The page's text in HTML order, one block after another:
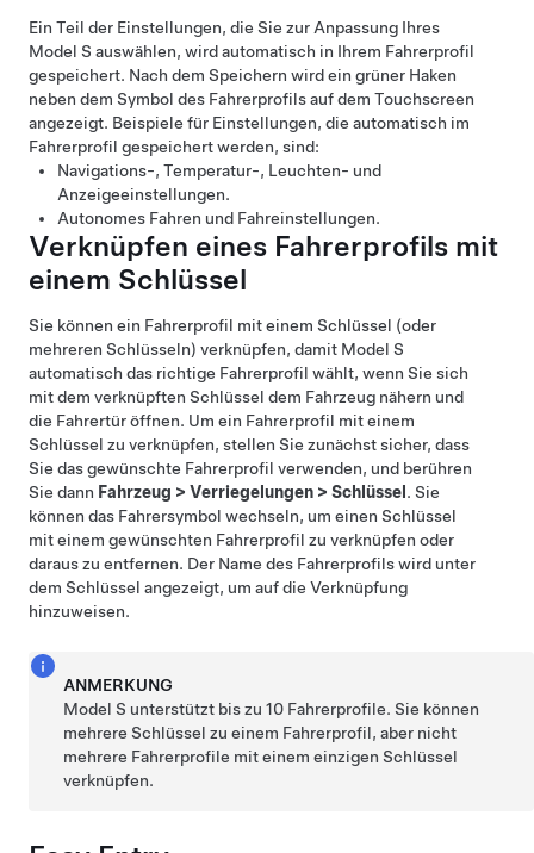
Ein Teil der Einstellungen, die Sie zur Anpassung Ihres
Model S auswählen, wird automatisch in Ihrem Fahrerprofil
gespeichert. Nach dem Speichern wird ein grüner Haken
neben dem Symbol des Fahrerprofils auf dem Touchscreen
angezeigt. Beispiele für Einstellungen, die automatisch im
Fahrerprofil gespeichert werden, sind:
Navigations-, Temperatur-, Leuchten- und
Anzeigeeinstellungen.
Autonomes Fahren und Fahreinstellungen.
Verknüpfen eines Fahrerprofils mit
einem Schlüssel
Sie können ein Fahrerprofil mit einem Schlüssel (oder
mehreren Schlüsseln) verknüpfen, damit Model S
automatisch das richtige Fahrerprofil wählt, wenn Sie sich
mit dem verknüpften Schlüssel dem Fahrzeug nähern und
die Fahrertür öffnen. Um ein Fahrerprofil mit einem
Schlüssel zu verknüpfen, stellen Sie zunächst sicher, dass
Sie das gewünschte Fahrerprofil verwenden, und berühren
Sie dann Fahrzeug > Verriegelungen > Schlüssel . Sie
können das Fahrersymbol wechseln, um einen Schlüssel
mit einem gewünschten Fahrerprofil zu verknüpfen oder
daraus zu entfernen. Der Name des Fahrerprofils wird unter
dem Schlüssel angezeigt, um auf die Verknüpfung
hinzuweisen.
ANMERKUNG
Model S unterstützt bis zu 10 Fahrerprofile. Sie können
mehrere Schlüssel zu einem Fahrerprofil, aber nicht
mehrere Fahrerprofile mit einem einzigen Schlüssel
verknüpfen.